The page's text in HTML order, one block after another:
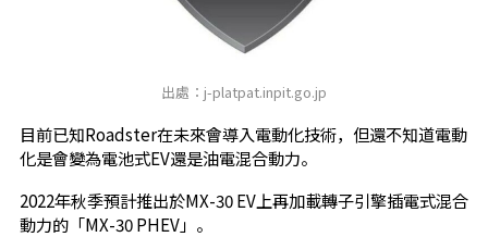
出處：j-platpat.inpit.go.jp
目前已知Roadster在未來會導入電動化技術，但還不知道電動
化是會變為電池式EV還是油電混合動力。
2022年秋季預計推出於MX-30 EV上再加載轉子引擎插電式混合
動力的「MX-30 PHEV」。